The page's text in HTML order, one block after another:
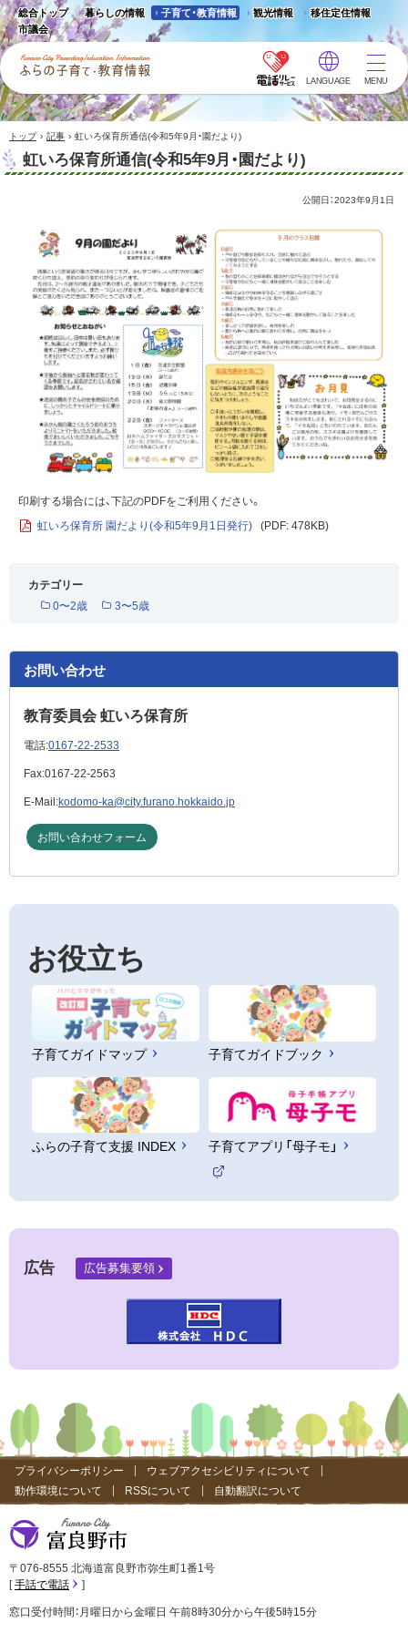
総合トップ 暮らしの情報 子育て・教育情報 観光情報
移住定住情報
市議会
ふらの子育て・教育情報 -
Furano City
Parenting/Education
Information
LANGUAGE MENU
トップ › 記事 › 虹いろ保育所通信(令和5年9月・園だより)
虹いろ保育所通信(令和5年9月・園だより)
公開日：2023年9月1日
印刷する場合には、下記のPDFをご利用ください。
虹いろ保育所 園だより(令和5年9月1日発行)
(PDF: 478KB)
カテゴリー
0〜2歳
3〜5歳
お問い合わせ
教育委員会 虹いろ保育所
電話:0167-22-2533
Fax:0167-22-2563
E-Mail:kodomo-ka@city.furano.hokkaido.jp
お問い合わせフォーム
お役立ち
子育てガイドマップ 子育てガイドブック
ふらの子育て支援 INDEX 子育てアプリ「母子モ」
外
サ
広告 広告募集要領
プライバシーポリシー
ウェブアクセシビリティについて
動作環境について
RSSについて 自動翻訳について
〒076-8555 北海道富良野市弥生町1番1号
手話で電話
窓口受付時間：月曜日から金曜日 午前8時30分から午後5時15分